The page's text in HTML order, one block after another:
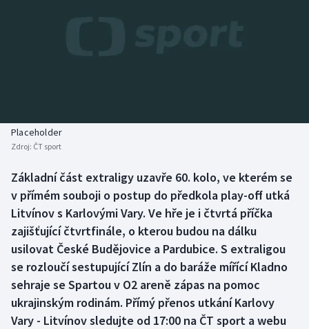
Box
Curling
Dostihy
Florbal
Futsal
Golf
Placeholder
Zdroj: ČT sport
Základní část extraligy uzavře 60. kolo, ve kterém se
v přímém souboji o postup do předkola play-off utká
Litvínov s Karlovými Vary. Ve hře je i čtvrtá příčka
zajišťující čtvrtfinále, o kterou budou na dálku
usilovat České Budějovice a Pardubice. S extraligou
se rozloučí sestupující Zlín a do baráže mířící Kladno
sehraje se Spartou v O2 areně zápas na pomoc
ukrajinským rodinám. Přímý přenos utkání Karlovy
Vary - Litvínov sledujte od 17:00 na ČT sport a webu